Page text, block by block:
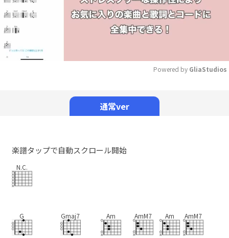
Powered by GliaStudios
通常ver
楽譜タップで自動スクロール開始
N.C.
G Gmaj7 Am AmM7 Am AmM7